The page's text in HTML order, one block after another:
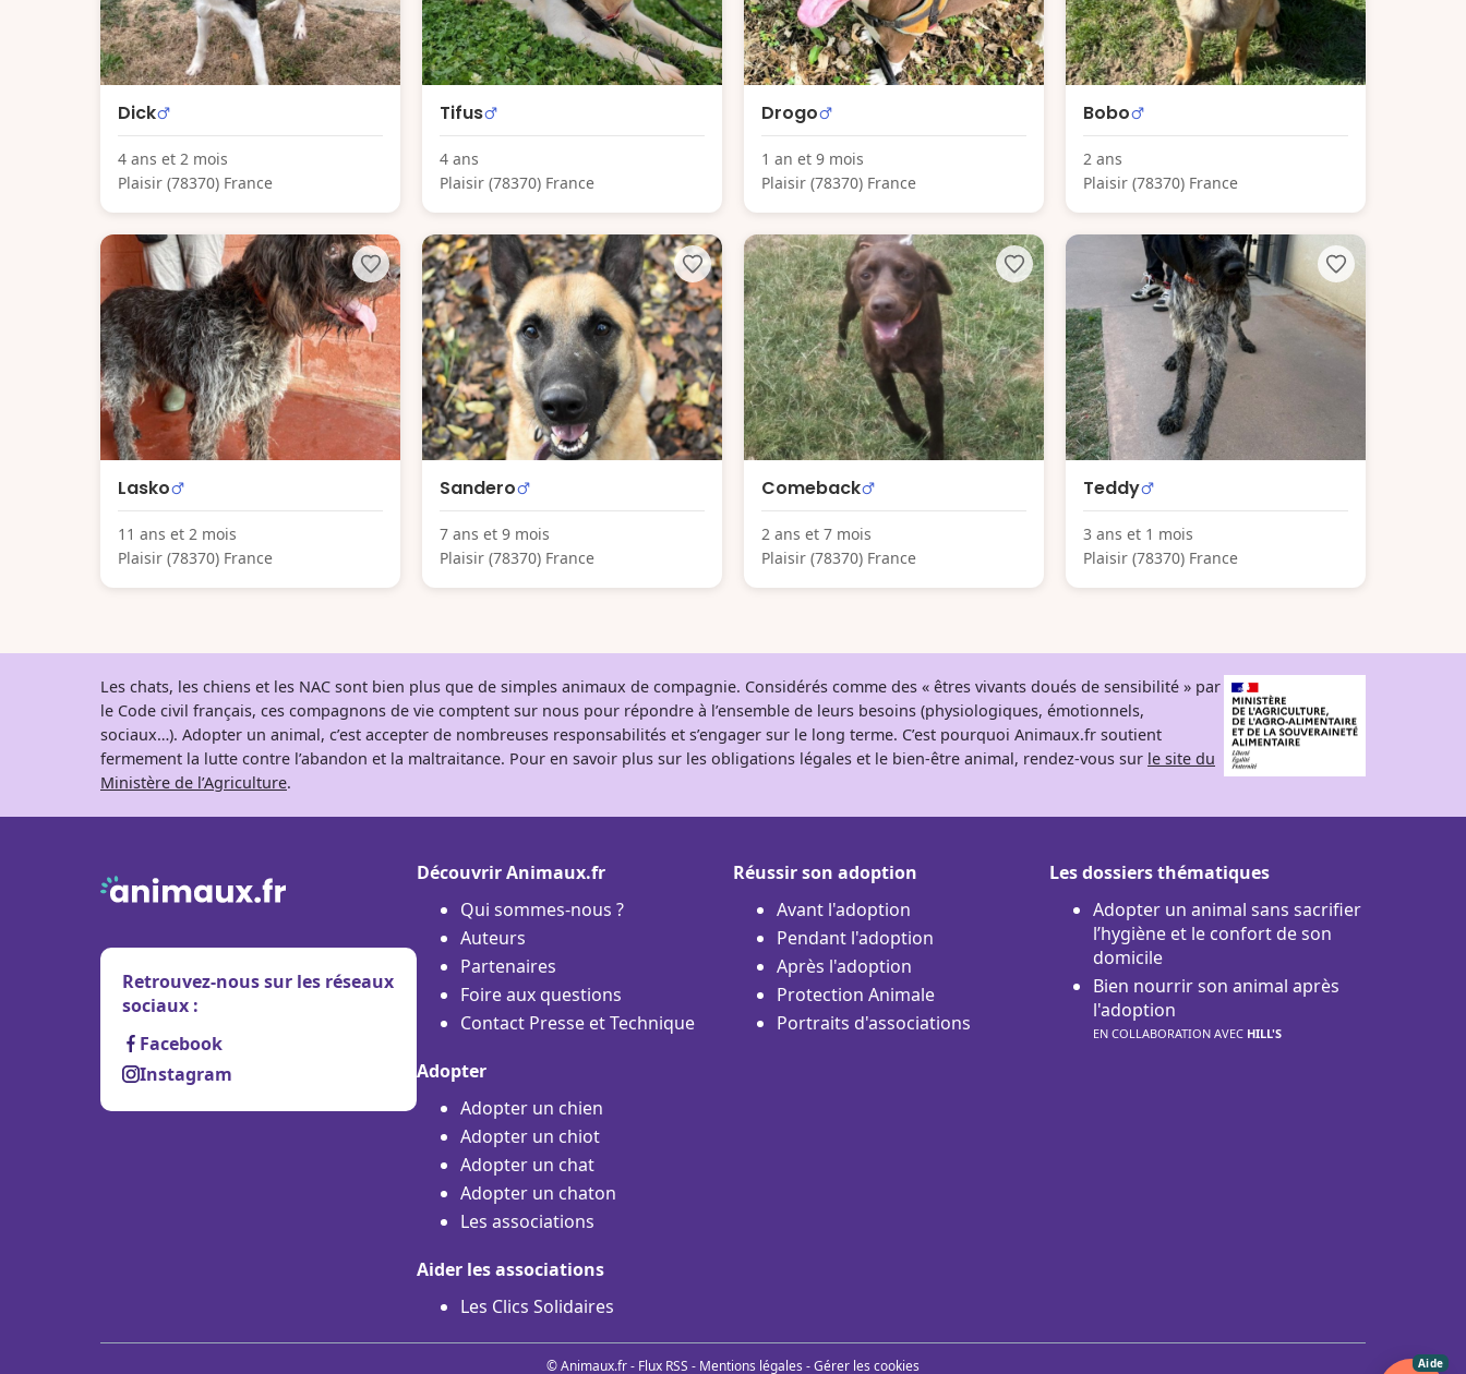
Dick
4 ans et 2 mois
Plaisir (78370) France
Tifus
4 ans
Plaisir (78370) France
Drogo
1 an et 9 mois
Plaisir (78370) France
Bobo
2 ans
Plaisir (78370) France
Lasko
11 ans et 2 mois
Plaisir (78370) France
Sandero
7 ans et 9 mois
Plaisir (78370) France
Comeback
2 ans et 7 mois
Plaisir (78370) France
Teddy
3 ans et 1 mois
Plaisir (78370) France
Les chats, les chiens et les NAC sont bien plus que de simples animaux de compagnie. Considérés comme des « êtres vivants doués de sensibilité » par
le Code civil français, ces compagnons de vie comptent sur nous pour répondre à l’ensemble de leurs besoins (physiologiques, émotionnels,
sociaux…). Adopter un animal, c’est accepter de nombreuses responsabilités et s’engager sur le long terme. C’est pourquoi Animaux.fr soutient
fermement la lutte contre l’abandon et la maltraitance. Pour en savoir plus sur les obligations légales et le bien-être animal, rendez-vous sur le site du
Ministère de l’Agriculture.
Retrouvez-nous sur les réseaux
sociaux :
Facebook
Instagram
Découvrir Animaux.fr
Qui sommes-nous ?
Auteurs
Partenaires
Foire aux questions
Contact Presse et Technique
Adopter
Adopter un chien
Adopter un chiot
Adopter un chat
Adopter un chaton
Les associations
Aider les associations
Les Clics Solidaires
Réussir son adoption
Avant l'adoption
Pendant l'adoption
Après l'adoption
Protection Animale
Portraits d'associations
Les dossiers thématiques
Adopter un animal sans sacrifier
l’hygiène et le confort de son
domicile
Bien nourrir son animal après
l'adoption
EN COLLABORATION AVEC HILL'S
© Animaux.fr - Flux RSS - Mentions légales -Gérer les cookies Aide